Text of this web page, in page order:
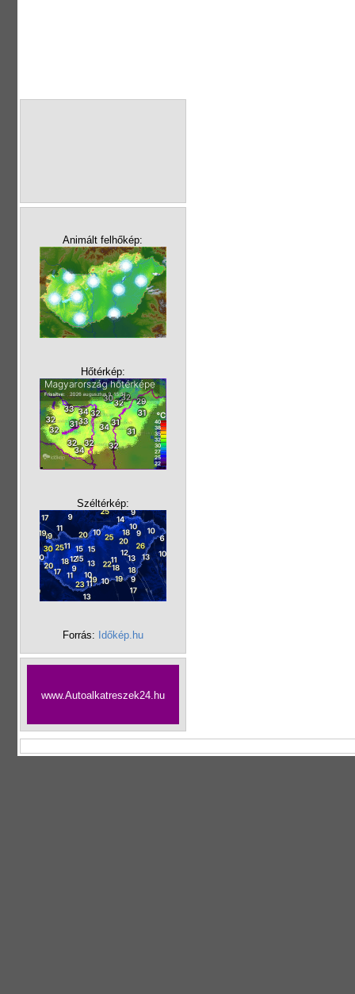
Animált felhőkép:
Hőtérkép:
Széltérkép:
Forrás: Időkép.hu
www.Autoalkatreszek24.hu